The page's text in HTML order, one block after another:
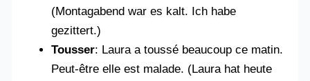
(Montagabend war es kalt. Ich habe
gezittert.)
Tousser: Laura a toussé beaucoup ce matin.
Peut-être elle est malade. (Laura hat heute